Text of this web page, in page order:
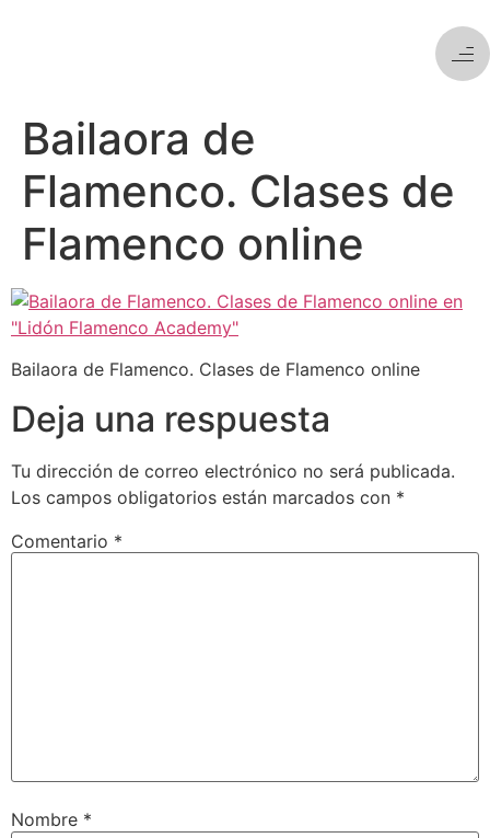
Bailaora de
Flamenco. Clases de
Flamenco online
Bailaora de Flamenco. Clases de Flamenco online
Deja una respuesta
Tu dirección de correo electrónico no será publicada.
Los campos obligatorios están marcados con *
Comentario *
Nombre *